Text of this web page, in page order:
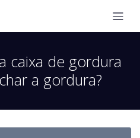
caixa de gordura
a gordura?